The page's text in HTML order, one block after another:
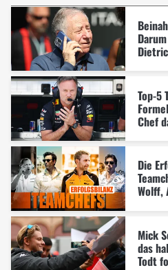
Top-5
Chef
Die
Wolff,
Mick
das
Todt